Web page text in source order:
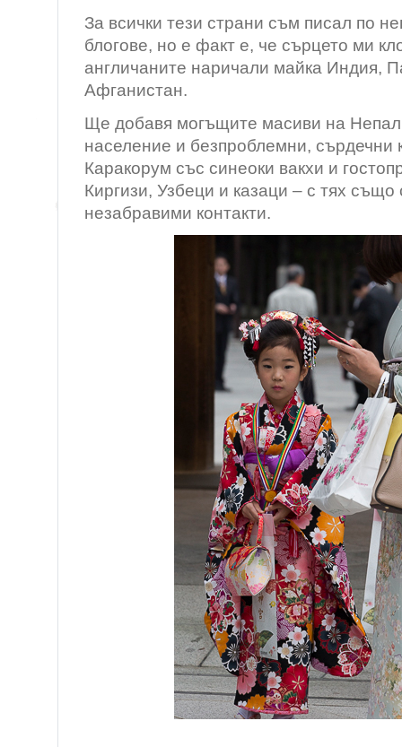
За всички тези страни съм писал по
блогове, но е факт е, че сърцето ми
англичаните наричали майка Индия,
Афганистан.
Ще добавя могъщите масиви на Непал
население и безпроблемни, сърдечни
Каракорум със синеоки вакхи и
Киргизи, Узбеци и казаци – с тях
незабравими контакти.